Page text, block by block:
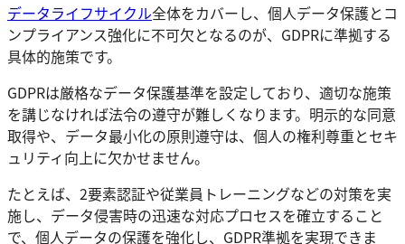
データライフサイクル全体をカバーし、個人データ保護とコ
ンプライアンス強化に不可欠となるのが、GDPRに準拠する
具体的施策です。
GDPRは厳格なデータ保護基準を設定しており、適切な施策
を講じなければ法令の遵守が難しくなります。明示的な同意
取得や、データ最小化の原則遵守は、個人の権利尊重とセキ
ュリティ向上に欠かせません。
たとえば、2要素認証や従業員トレーニングなどの対策を実
施し、データ侵害時の迅速な対応プロセスを確立すること
で、個人データの保護を強化し、GDPR準拠を実現できま